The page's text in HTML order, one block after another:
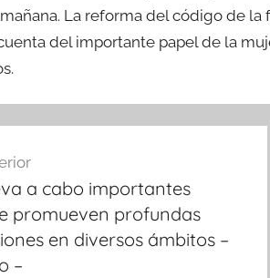
La reforma del código de
del importante papel de la
a cabo importantes
promueven profundas
en diversos ámbitos –
–